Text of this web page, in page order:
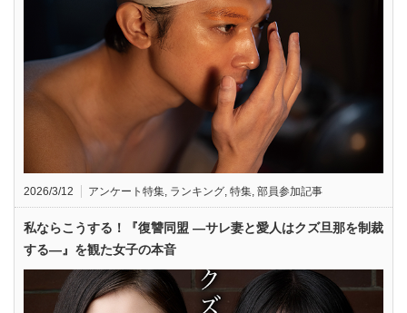
2026/3/12 アンケート特集 ランキング 特集 部員参加記事
私ならこうする！『復讐同盟 —サレ妻と愛人はクズ旦那を制裁
する—』を観た女子の本音